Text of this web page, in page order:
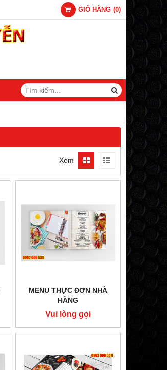
GIỎ HÀNG (0)
Xem
MENU THỰC ĐƠN NHÀ
HÀNG
Vui lòng gọi